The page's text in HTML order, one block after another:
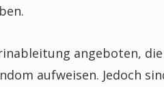
angeboten,
aufweisen. Jedoch